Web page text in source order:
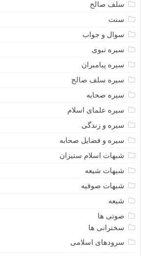
سلف صالح
سنت
سوال و جواب
سیره نبوى
سیره پیامبران
سیره سلف صالح
سیره صحابه
سیره علمای اسلام
سیره و زندگی
سیره و فضایل صحابه
شبهات اسلام ستیزان
شبهات شیعه
شبهات صوفیه
شیعه
صوتی ها
سخنرانی ها
سرودهای اسلامی